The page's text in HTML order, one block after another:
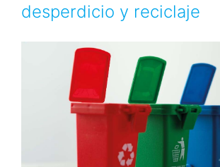
desperdicio y reciclaje